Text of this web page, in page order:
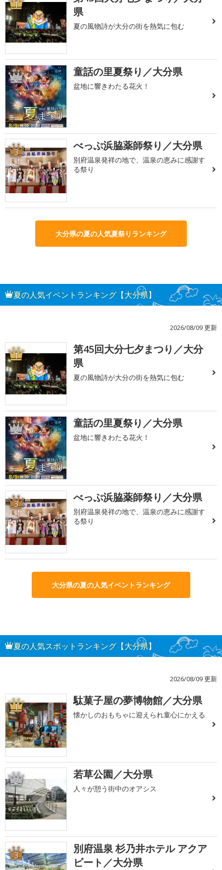
1
県
夏の風物詩が大分の街を熱気に包む
2 童話の里夏祭り／大分県
盆地に響きわたる花火！
3 べっぷ浜脇薬師祭り／大分県
別府温泉発祥の地で、温泉の恵みに感謝す
る祭り
大分県の夏の人気夏祭りランキング
夏の人気イベントランキング【大分県】
2026/08/09 更新
1
第45回大分七夕まつり／大分
県
夏の風物詩が大分の街を熱気に包む
2 童話の里夏祭り／大分県
盆地に響きわたる花火！
3 べっぷ浜脇薬師祭り／大分県
別府温泉発祥の地で、温泉の恵みに感謝す
る祭り
大分県の夏の人気イベントランキング
夏の人気スポットランキング【大分県】
2026/08/09 更新
1 駄菓子屋の夢博物館／大分県
懐かしのおもちゃに迎えられ童心にかえる
2 若草公園／大分県
人々が憩う街中のオアシス
3
別府温泉 杉乃井ホテル アクア
ビート／大分県